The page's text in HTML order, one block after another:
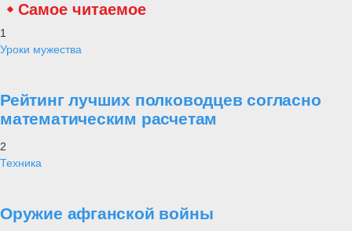
Самое читаемое
1
Уроки мужества
Рейтинг лучших полководцев согласно
математическим расчетам
2
Техника
Оружие афганской войны